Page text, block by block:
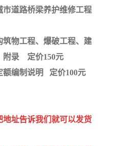
市道路桥梁养护维修工程
筑物工程、爆破工程、建
附录 定价150元
额编制说明 定价100元
地址告诉我们就可以发货